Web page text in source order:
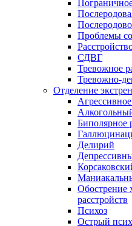
Проблемы
СДВГ
Тревожное
Тревожно-
Отделение
Биполярное
Делирий
Обострение
расстройств
Психоз
Острый